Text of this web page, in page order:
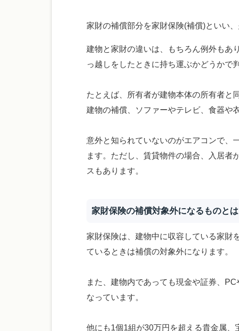
家財の補償部分を家財保険(補償)といい
建物と家財の違いは、もちろん例外もあ
っ越しをしたときに持ち運ぶかどうかで
たとえば、所有者が建物本体の所有者と
建物の補償、ソファーやテレビ、食器や
意外と知られていないのがエアコンで、
ます。ただし、賃貸物件の場合、入居者
スもあります。
家財保険の補償対象外になるものとは
家財保険は、建物中に収容している家財
ているときは補償の対象外になります。
また、建物内であっても現金や証券、
なっています。
他にも1個1組が30万円を超える貴金属、